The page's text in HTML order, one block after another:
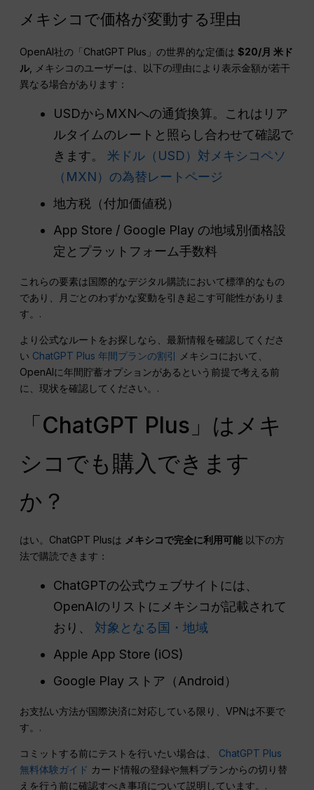
メキシコで価格が変動する理由
OpenAI社の「ChatGPT Plus」の世界的な定価は$20/月米ド
ル, メキシコのユーザーは、以下の理由により表示金額が若干
異なる場合があります：
USDからMXNへの通貨換算。これはリア
ルタイムのレートと照らし合わせて確認で
きます。米ドル（USD）対メキシコペソ
（MXN）の為替レートページ
地方税（付加価値税）
App Store / Google Play の地域別価格設
定とプラットフォーム手数料
これらの要素は国際的なデジタル購読において標準的なもの
であり、月ごとのわずかな変動を引き起こす可能性がありま
す。.
より公式なルートをお探しなら、最新情報を確認してくださ
い ChatGPT Plus 年間プランの割引 メキシコにおいて、
OpenAIに年間貯蓄オプションがあるという前提で考える前
に、現状を確認してください。.
「ChatGPT Plus」はメキ
シコでも購入できます
か？
はい。ChatGPT Plusは メキシコで完全に利用可能 以下の方
法で購読できます：
ChatGPTの公式ウェブサイトには、
OpenAIのリストにメキシコが記載されて
おり、 対象となる国・地域
Apple App Store (iOS)
Google Play ストア（Android）
お支払い方法が国際決済に対応している限り、VPNは不要で
す。.
コミットする前にテストを行いたい場合は、 ChatGPT Plus
無料体験ガイド カード情報の登録や無料プランからの切り替
えを行う前に確認すべき事項について説明しています。.